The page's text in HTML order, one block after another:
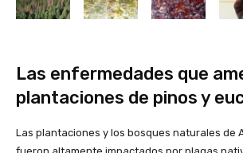
Las enfermedades que
plantaciones de pinos y
Las plantaciones y los bosques naturales de